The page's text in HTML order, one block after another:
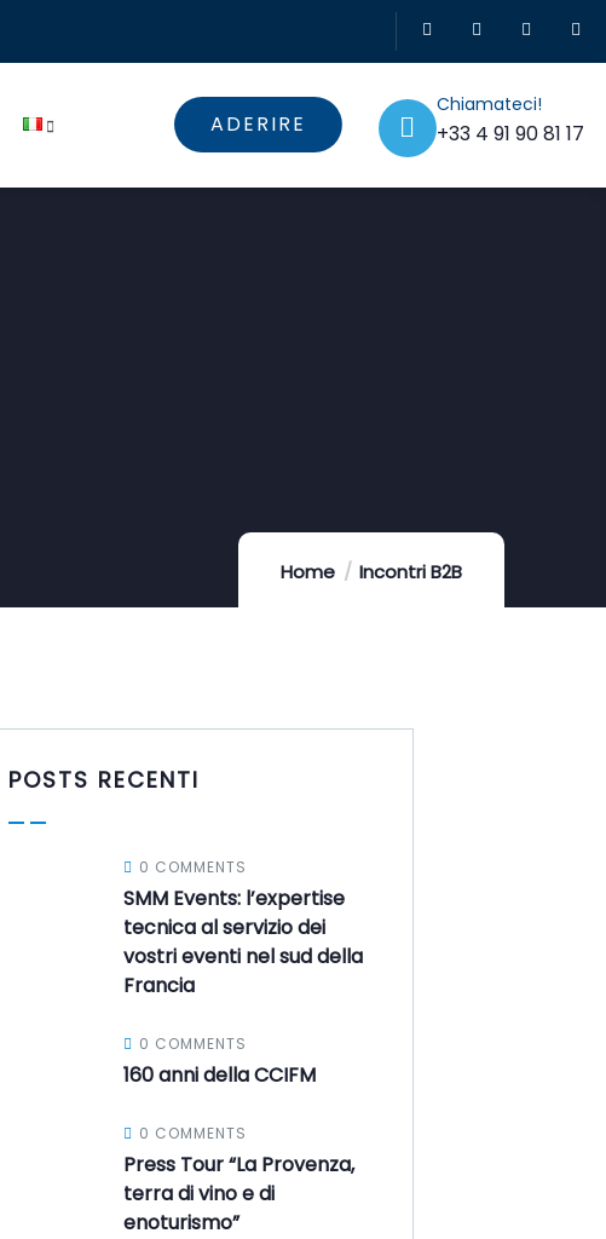
ADERIRE
Chiamateci!
+33 4 91 90 81 17
Home Incontri B2B
POSTS RECENTI
0 COMMENTS
SMM Events: l’expertise
tecnica al servizio dei
vostri eventi nel sud della
Francia
0 COMMENTS
160 anni della CCIFM
0 COMMENTS
Press Tour “La Provenza,
terra di vino e di
enoturismo”